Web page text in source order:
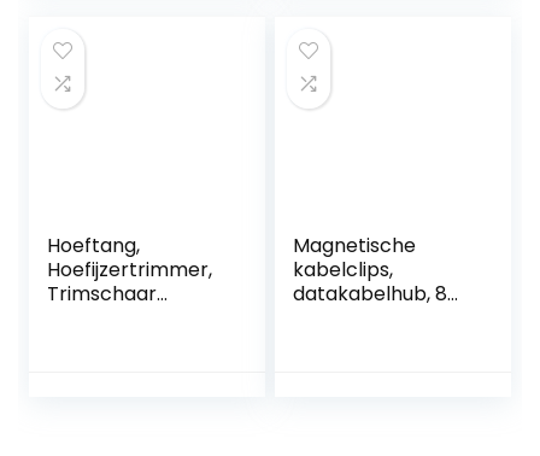
Varkens Rundvee
Paarden
Nipper Trimmer
Cutter voor paard
Hoeftang,
Hoefijzertrimmer,
Trimschaar
Magnetische
kabelclips,
datakabelhub, 8